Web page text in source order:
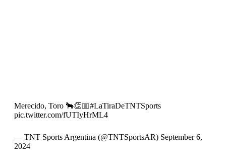
Merecido, Toro 🐂👏🏼#LaTiraDeTNTSports
pic.twitter.com/fUTIyHrML4
— TNT Sports Argentina (@TNTSportsAR) September 6,
2024